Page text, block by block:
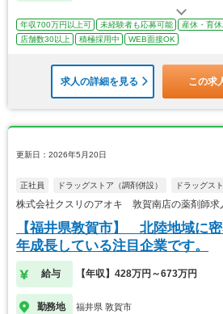
年収700万円以上可 未経験者も応募可能 産休・育
店舗数30以上
積極採用中 WEB面接OK
求人の詳細を見る この求
更新日：2026年5月20日
正社員 ドラッグストア（調剤併設） ドラッグス
株式会社クスリのアオキ 敦賀南店の薬剤師求
【福井県敦賀市】 北陸地域に
年成長している注目企業です。
給与 【年収】428万円～673万円
勤務地 福井県 敦賀市